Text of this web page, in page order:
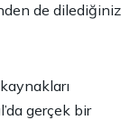
de dilediğiniz
gerçek bir